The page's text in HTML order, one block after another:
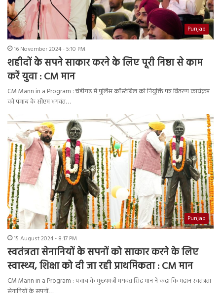
Punjab
16 November 2024 - 5:10 PM
शहीदों के सपने साकार करने के लिए पूरी निष्ठा से काम
करें युवा : CM मान
CM Mann in a Program : चंडीगढ़ में पुलिस कॉस्टेबिल को नियुक्ति पत्र वितरण कार्यक्रम
को पंजाब के सीएम भगवंत…
Punjab
15 August 2024 - 8:17 PM
स्वतंत्रता सेनानियों के सपनों को साकार करने के लिए
स्वास्थ्य, शिक्षा को दी जा रही प्राथमिकता : CM मान
CM Mann in a Program : पंजाब के मुख्यमंत्री भगवंत सिंह मान ने कहा कि महान स्वतंत्रता
सेनानियों के सपनों…